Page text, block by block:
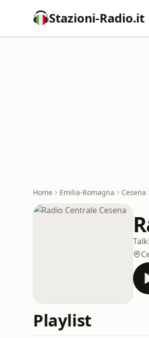
Stazioni-Radio.it
Home Emilia-Romagna Cesena
Talk
Playlist